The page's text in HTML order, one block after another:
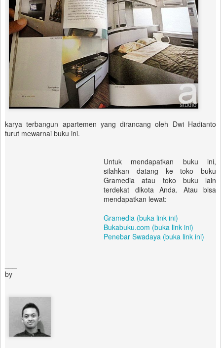
karya terbangun apartemen yang dirancang oleh Dwi Hadianto
turut mewarnai buku ini.
Untuk mendapatkan buku ini,
silahkan datang ke toko buku
Gramedia atau toko buku lain
terdekat dikota Anda. Atau bisa
mendapatkan lewat:
Gramedia (buka link ini)
Bukabuku.com (buka link ini)
Penebar Swadaya (buka link ini)
by